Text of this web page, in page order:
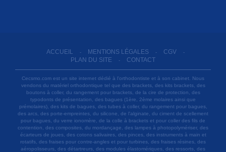
ACCUEIL - MENTIONS LÉGALES - CGV -
PLAN DU SITE - CONTACT
Cecsmo.com est un site internet dédié à l'orthodontiste et à son cabinet. Nous
vendons du matériel orthodontique tel que des brackets, des kits brackets, des
boutons à coller, du rangement pour brackets, de la cire de protection, des
typodonts de présentation, des bagues (1ère, 2ème molaires ainsi que
prémolaires), des kits de bagues, des tubes à coller, du rangement pour bagues,
des arcs, des porte-empreintes, du silicone, de l'alginate, du ciment de scellement
pour bagues, du verre ionomère, de la colle à brackets et pour coller des fils de
contention, des composites, du mordançage, des lampes à photopolymériser, des
écarteurs de joues, des cotons salivaires, des pinces, des instruments à main et
rotatifs, des fraises pour contre-angles et pour turbines, des fraises résines, des
aéropolisseurs, des détartreurs, des modules élastomériques, des ressorts, des